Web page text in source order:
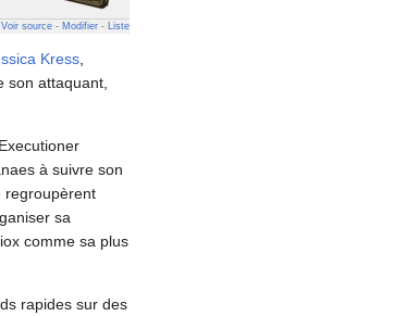
Voir source - Modifier - Liste
Kress
son attaquant,
à suivre son
regroupèrent
sa
comme sa plus
rapides sur des